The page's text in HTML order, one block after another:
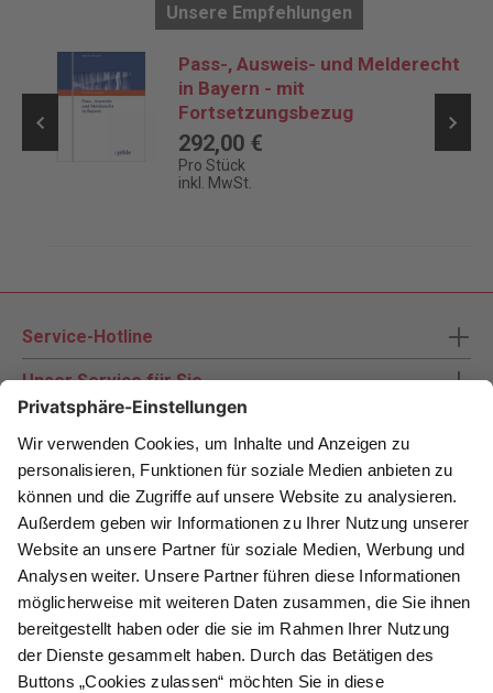
Unsere Empfehlungen
Pass-, Ausweis- und Melderecht
in Bayern - mit
Fortsetzungsbezug
292,00 €
Pro Stück
inkl. MwSt.
Service-Hotline
Unser Service für Sie
Zahlungsarten
Newsletter abonnieren
Als Dankeschön für Ihr D&K Newsletter-Abo
erhalten Sie ein 10 € -Gutschein: